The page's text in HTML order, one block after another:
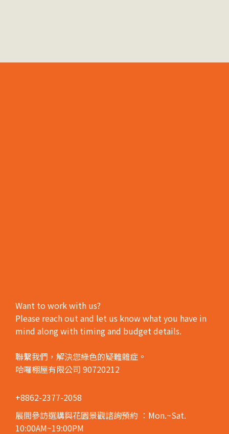
Want to work with us?
Please reach out and let us know what you have in
mind along with timing and budget details.
聯繫我們，解決您綠色的疑難雜症。
哈囉棚屋有限公司 90720212
+8862-2377-2058
展間參訪選購與花園景觀諮詢預約 ：Mon.~Sat.
10:00AM~19:00PM